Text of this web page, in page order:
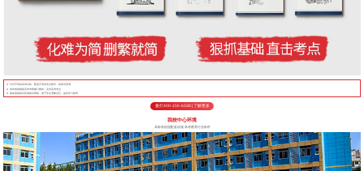
针对不同的高考目标，甄选不同的考点教学，将厚书变薄。
每年根据最新高考考纲修订教材，直击高考考点
狠抓基础知识形成知识网络，便于学生理解记忆，提高学习效率
拨打400-155-6338 | 了解更多
我校中心环境
高标准校园配套设施 高考教育行业标杆